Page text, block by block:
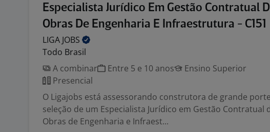
Especialista Jurídico Em Gestão Contratual
Obras De Engenharia E Infraestrutura - C151
LIGA JOBS
Todo Brasil
A combinar
Entre 5 e 10 anos
Ensino Superior
Presencial
O Ligajobs está assessorando construtora de grande
seleção de um Especialista Jurídico em Gestão Contratual
Obras de Engenharia e Infraest...